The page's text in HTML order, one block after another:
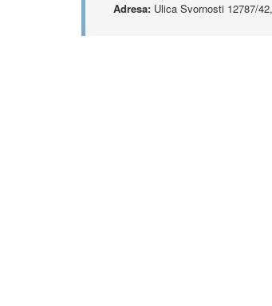
Adresa: Ulica Svornosti 12787/